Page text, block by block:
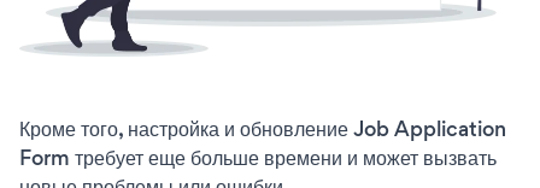
Кроме того, настройка и обновление Job Application
Form требует еще больше времени и может вызвать